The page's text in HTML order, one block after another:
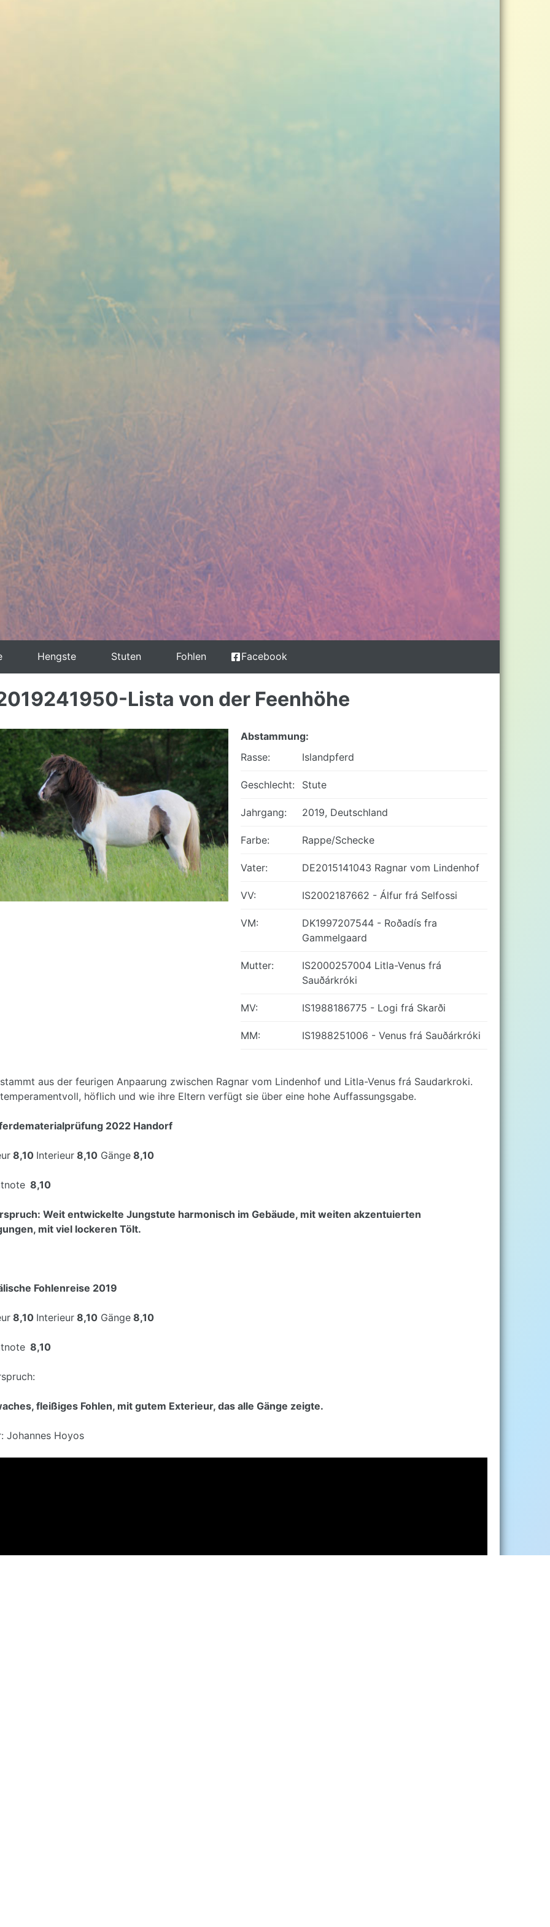
Lista von der Feenhöhe
Abstammung:
Rasse:
Islandpferd
Geschlecht: Stute
Jahrgang: 2019, Deutschland
Farbe: Rappe/Schecke
Vater: DE2015141043 Ragnar vom Lindenhof
VV: IS2002187662 - Álfur frá Selfossi
VM:
DK1997207544 - Roðadís fra
Gammelgaard
Mutter:
IS2000257004 Litla-Venus frá
Sauðárkróki
MV: IS1988186775 - Logi frá Skarði
MM: IS1988251006 - Venus frá Sauðárkróki
aus der feurigen Anpaarung zwischen Ragnar vom Lindenhof und Litla-Venus frá Saudarkroki.
höflich und wie ihre Eltern verfügt sie über eine hohe Auffassungsgabe.
2022 Handorf
8,10 Interieur 8,10 Gänge 8,10
8,10
Weit entwickelte Jungstute harmonisch im Gebäude, mit weiten akzentuierten
mit viel lockeren Tölt.
Fohlenreise 2019
8,10 Interieur 8,10 Gänge 8,10
8,10
fleißiges Fohlen, mit gutem Exterieur, das alle Gänge zeigte.
Johannes Hoyos
Hengste Stuten Fohlen Facebook